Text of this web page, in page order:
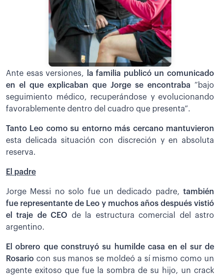
Ante esas versiones, la familia publicó un comunicado
en el que explicaban que Jorge se encontraba “bajo
seguimiento médico, recuperándose y evolucionando
favorablemente dentro del cuadro que presenta”.
Tanto Leo como su entorno más cercano mantuvieron
esta delicada situación con discreción y en absoluta
reserva.
El padre
Jorge Messi no solo fue un dedicado padre, también
fue representante de Leo y muchos años después vistió
el traje de CEO de la estructura comercial del astro
argentino.
El obrero que construyó su humilde casa en el sur de
Rosario con sus manos se moldeó a sí mismo como un
agente exitoso que fue la sombra de su hijo, un crack